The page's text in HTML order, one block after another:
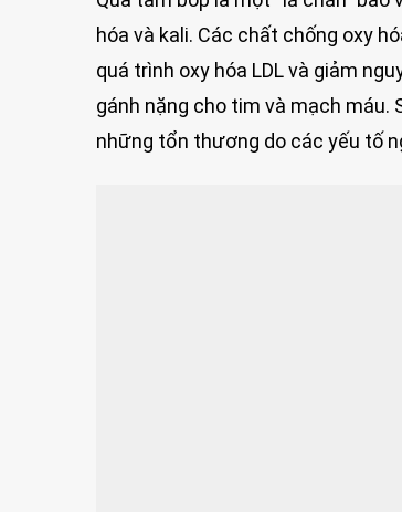
hóa và kali. Các chất chống oxy
quá trình oxy hóa LDL và giảm
gánh nặng cho tim và mạch máu.
những tổn thương do các yếu tố